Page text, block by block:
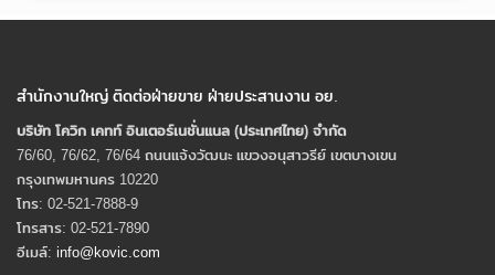
สำนักงานใหญ่ ติดต่อฝ่ายขาย ฝ่ายประสานงาน อย.
บริษัท โควิก เคทท์ อินเตอร์เนชั่นแนล (ประเทศไทย) จํากัด
76/60, 76/62, 76/64 ถนนแจ้งวัฒนะ แขวงอนุสาวรีย์ เขตบางเขน
กรุงเทพมหานคร 10220
โทร: 02-521-7888-9
โทรสาร: 02-521-7890
อีเมล์: info@kovic.com